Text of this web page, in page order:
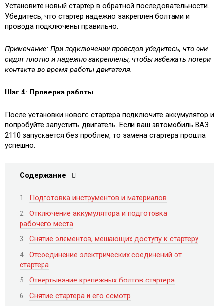
Установите новый стартер в обратной последовательности.
Убедитесь, что стартер надежно закреплен болтами и
провода подключены правильно.
Примечание: При подключении проводов убедитесь, что они
сидят плотно и надежно закреплены, чтобы избежать потери
контакта во время работы двигателя.
Шаг 4: Проверка работы
После установки нового стартера подключите аккумулятор и
попробуйте запустить двигатель. Если ваш автомобиль ВАЗ
2110 запускается без проблем, то замена стартера прошла
успешно.
Содержание
Подготовка инструментов и материалов
Отключение аккумулятора и подготовка
рабочего места
Снятие элементов, мешающих доступу к стартеру
Отсоединение электрических соединений от
стартера
Отвертывание крепежных болтов стартера
Снятие стартера и его осмотр